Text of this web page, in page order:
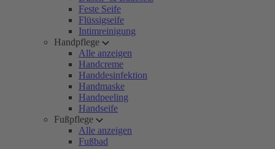
Feste Seife
Flüssigseife
Intimreinigung
Handpflege
Alle anzeigen
Handcreme
Handdesinfektion
Handmaske
Handpeeling
Handseife
Fußpflege
Alle anzeigen
Fußbad